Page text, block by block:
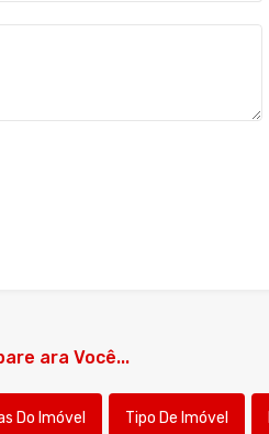
ara Você...
Do Imóvel Tipo De Imóvel